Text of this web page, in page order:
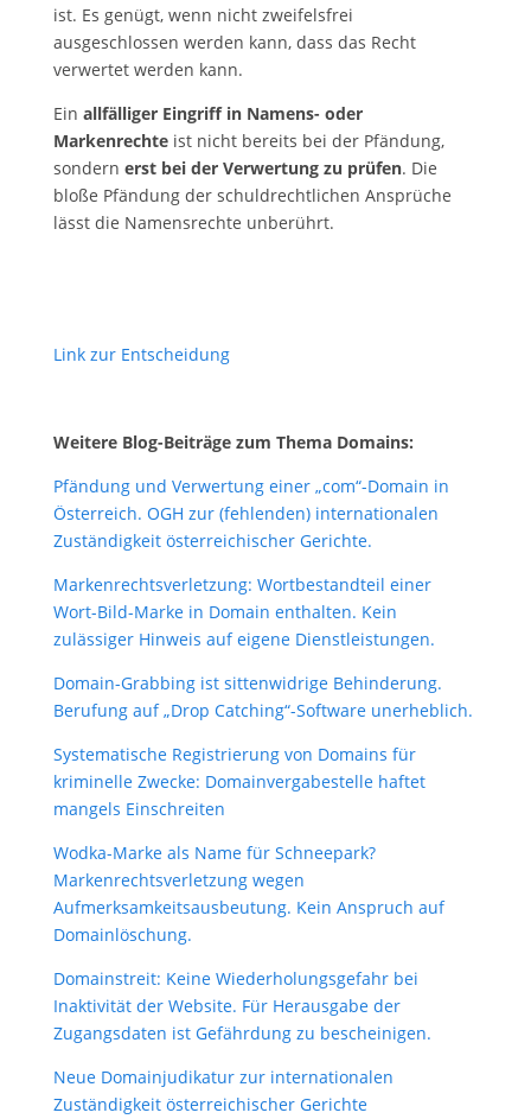
ist. Es genügt, wenn nicht zweifelsfrei
ausgeschlossen werden kann, dass das Recht
verwertet werden kann.
Ein allfälliger Eingriffin Namens- oder
Markenrechteist nicht bereits bei der Pfändung,
sondern erst bei der Verwertung zu prüfen. Die
bloße Pfändung der schuldrechtlichen Ansprüche
lässt die Namensrechte unberührt.
Link zur Entscheidung
Weitere Blog-Beiträge zum Thema Domains:
Pfändung und Verwertung einer „com“-Domain in
Österreich. OGH zur (fehlenden) internationalen
Zuständigkeit österreichischer Gerichte.
Markenrechtsverletzung: Wortbestandteil einer
Wort-Bild-Marke in Domain enthalten. Kein
zulässiger Hinweis auf eigene Dienstleistungen.
Domain-Grabbing ist sittenwidrige Behinderung.
Berufung auf „Drop Catching“-Software unerheblich.
Systematische Registrierung von Domains für
kriminelle Zwecke: Domainvergabestelle haftet
mangels Einschreiten
Wodka-Marke als Name für Schneepark?
Markenrechtsverletzung wegen
Aufmerksamkeitsausbeutung. Kein Anspruch auf
Domainlöschung.
Domainstreit: Keine Wiederholungsgefahr bei
Inaktivität der Website. Für Herausgabe der
Zugangsdaten ist Gefährdung zu bescheinigen.
Neue Domainjudikatur zur internationalen
Zuständigkeit österreichischer Gerichte